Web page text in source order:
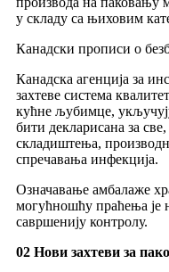
у складу са њиховим
Канадски прописи о
Канадска агенција за
захтеве система
кућне љубимце,
бити декларисана за
складиштења,
спречавања инфекција.
Означавање амбалаже
могућношћу праћења је
савршенију контролу.
02 Нови захтеви за